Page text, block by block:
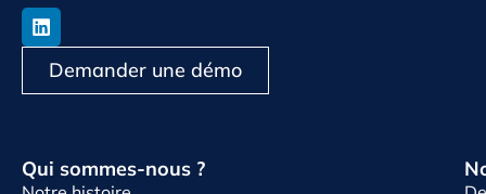
Demander une démo
Qui sommes-nous ?